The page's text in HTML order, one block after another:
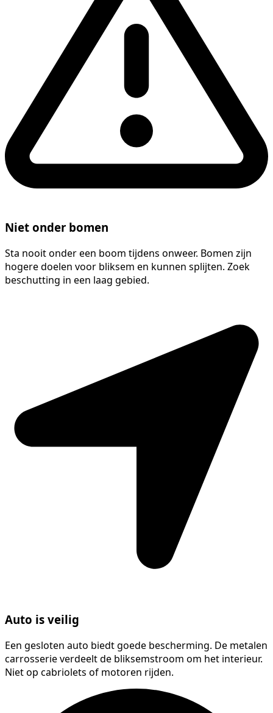
Niet onder bomen
Sta nooit onder een boom tijdens onweer. Bomen zijn
hogere doelen voor bliksem en kunnen splijten. Zoek
beschutting in een laag gebied.
Auto is veilig
Een gesloten auto biedt goede bescherming. De metalen
carrosserie verdeelt de bliksemstroom om het interieur.
Niet op cabriolets of motoren rijden.